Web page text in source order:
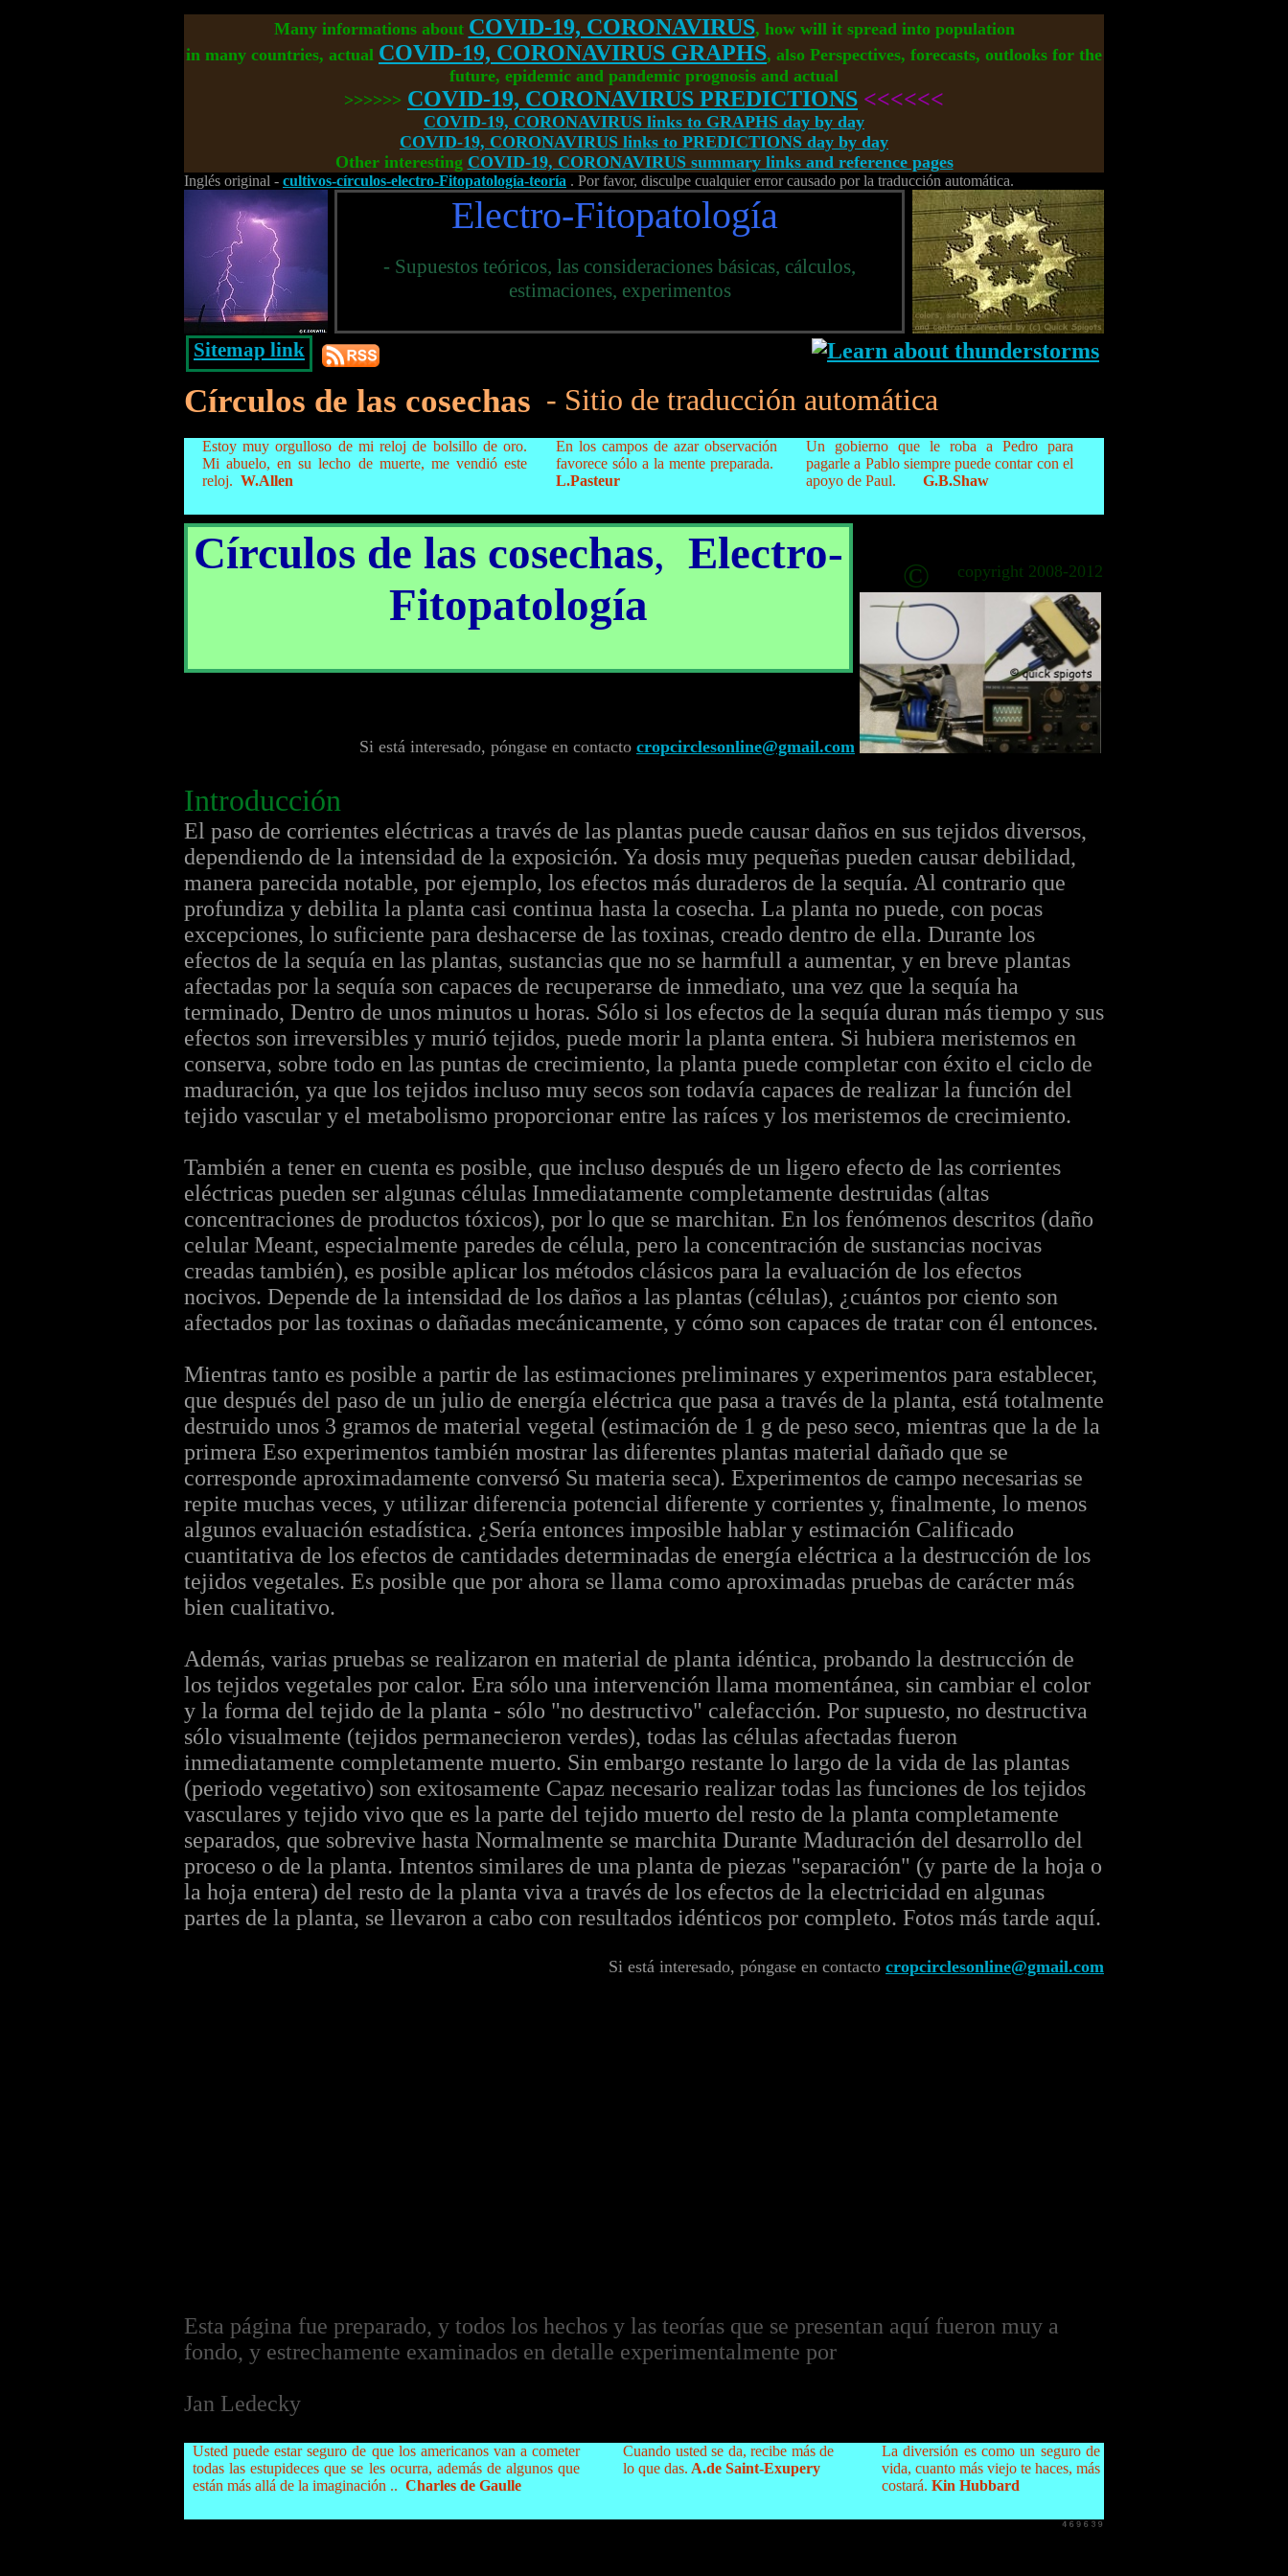
Many informations about COVID-19, CORONAVIRUS, how will it spread into population
in many countries, actual COVID-19, CORONAVIRUS GRAPHS, also Perspectives, forecasts, outlooks for the
future, epidemic and pandemic prognosis and actual
>>>>>> COVID-19, CORONAVIRUS PREDICTIONS <<<<<<
COVID-19, CORONAVIRUS links to GRAPHS day by day
COVID-19, CORONAVIRUS links to PREDICTIONS day by day
Other interesting COVID-19, CORONAVIRUS summary links and reference pages
Inglés original - cultivos-círculos-electro-Fitopatología-teoría . Por favor, disculpe cualquier error causado por la traducción automática.
Electro-Fitopatología
- Supuestos teóricos, las consideraciones básicas, cálculos,
estimaciones, experimentos
Sitemap link
Círculos de las cosechas - Sitio de traducción automática
Estoy muy orgulloso de mi reloj de bolsillo de oro.
Mi abuelo, en su lecho de muerte, me vendió este
reloj. W.Allen
En los campos de azar observación
favorece sólo a la mente preparada.
L.Pasteur
Un gobierno que le roba a Pedro para
pagarle a Pablo siempre puede contar con el
apoyo de Paul. G.B.Shaw
Círculos de las cosechas, Electro-
Fitopatología
© copyright 2008-2012
Si está interesado, póngase en contacto cropcirclesonline@gmail.com
Introducción
El paso de corrientes eléctricas a través de las plantas puede causar daños en sus tejidos diversos,
dependiendo de la intensidad de la exposición. Ya dosis muy pequeñas pueden causar debilidad,
manera parecida notable, por ejemplo, los efectos más duraderos de la sequía. Al contrario que
profundiza y debilita la planta casi continua hasta la cosecha. La planta no puede, con pocas
excepciones, lo suficiente para deshacerse de las toxinas, creado dentro de ella. Durante los
efectos de la sequía en las plantas, sustancias que no se harmfull a aumentar, y en breve plantas
afectadas por la sequía son capaces de recuperarse de inmediato, una vez que la sequía ha
terminado, Dentro de unos minutos u horas. Sólo si los efectos de la sequía duran más tiempo y sus
efectos son irreversibles y murió tejidos, puede morir la planta entera. Si hubiera meristemos en
conserva, sobre todo en las puntas de crecimiento, la planta puede completar con éxito el ciclo de
maduración, ya que los tejidos incluso muy secos son todavía capaces de realizar la función del
tejido vascular y el metabolismo proporcionar entre las raíces y los meristemos de crecimiento.
También a tener en cuenta es posible, que incluso después de un ligero efecto de las corrientes
eléctricas pueden ser algunas células Inmediatamente completamente destruidas (altas
concentraciones de productos tóxicos), por lo que se marchitan. En los fenómenos descritos (daño
celular Meant, especialmente paredes de célula, pero la concentración de sustancias nocivas
creadas también), es posible aplicar los métodos clásicos para la evaluación de los efectos
nocivos. Depende de la intensidad de los daños a las plantas (células), ¿cuántos por ciento son
afectados por las toxinas o dañadas mecánicamente, y cómo son capaces de tratar con él entonces.
Mientras tanto es posible a partir de las estimaciones preliminares y experimentos para establecer,
que después del paso de un julio de energía eléctrica que pasa a través de la planta, está totalmente
destruido unos 3 gramos de material vegetal (estimación de 1 g de peso seco, mientras que la de la
primera Eso experimentos también mostrar las diferentes plantas material dañado que se
corresponde aproximadamente conversó Su materia seca). Experimentos de campo necesarias se
repite muchas veces, y utilizar diferencia potencial diferente y corrientes y, finalmente, lo menos
algunos evaluación estadística. ¿Sería entonces imposible hablar y estimación Calificado
cuantitativa de los efectos de cantidades determinadas de energía eléctrica a la destrucción de los
tejidos vegetales. Es posible que por ahora se llama como aproximadas pruebas de carácter más
bien cualitativo.
Además, varias pruebas se realizaron en material de planta idéntica, probando la destrucción de
los tejidos vegetales por calor. Era sólo una intervención llama momentánea, sin cambiar el color
y la forma del tejido de la planta - sólo "no destructivo" calefacción. Por supuesto, no destructiva
sólo visualmente (tejidos permanecieron verdes), todas las células afectadas fueron
inmediatamente completamente muerto. Sin embargo restante lo largo de la vida de las plantas
(periodo vegetativo) son exitosamente Capaz necesario realizar todas las funciones de los tejidos
vasculares y tejido vivo que es la parte del tejido muerto del resto de la planta completamente
separados, que sobrevive hasta Normalmente se marchita Durante Maduración del desarrollo del
proceso o de la planta. Intentos similares de una planta de piezas "separación" (y parte de la hoja o
la hoja entera) del resto de la planta viva a través de los efectos de la electricidad en algunas
partes de la planta, se llevaron a cabo con resultados idénticos por completo. Fotos más tarde aquí.
Si está interesado, póngase en contacto cropcirclesonline@gmail.com
Esta página fue preparado, y todos los hechos y las teorías que se presentan aquí fueron muy a
fondo, y estrechamente examinados en detalle experimentalmente por
Jan Ledecky
Usted puede estar seguro de que los americanos van a cometer
todas las estupideces que se les ocurra, además de algunos que
están más allá de la imaginación .. Charles de Gaulle
Cuando usted se da, recibe más de
lo que das. A.de Saint-Exupery
La diversión es como un seguro de
vida, cuanto más viejo te haces, más
costará. Kin Hubbard